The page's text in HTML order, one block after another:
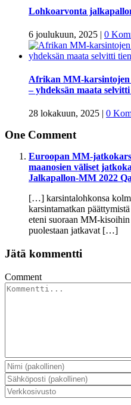
Lohkoarvonta
6 joulukuun, 2025 | 0
Afrikan MM-karsintojen
– yhdeksän maata
28 lokakuun, 2025 | 0
One Comment
Euroopan MM-
maanosien väliset
Jalkapallon-MM 2022
[…] karsintalohkonsa
karsintamatkan
eteni suoraan MM-
puolestaan jatkavat […]
Jätä kommentti
Comment